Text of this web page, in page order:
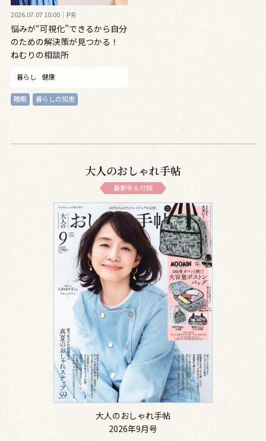
2026.07.07 10:00 PR
悩みが“可視化”できるから自分
のための解決策が見つかる！
ねむりの相談所
暮らし 健康
睡眠 暮らしの知恵
大人のおしゃれ手帖
最新号＆付録
大人のおしゃれ手帖
2026年9月号